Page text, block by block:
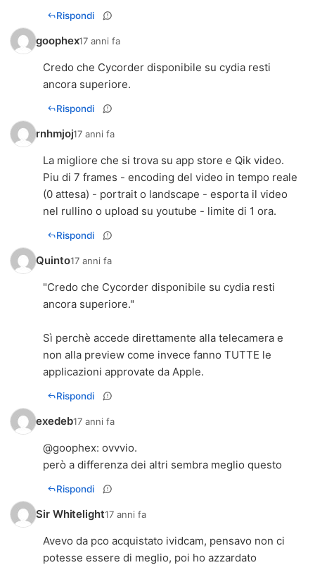
Rispondi
goophex17 anni fa
Credo che Cycorder disponibile su cydia resti
ancora superiore.
Rispondi
rnhmjoj17 anni fa
La migliore che si trova su app store e Qik video.
Piu di 7 frames - encoding del video in tempo reale
(0 attesa) - portrait o landscape - esporta il video
nel rullino o upload su youtube - limite di 1 ora.
Rispondi
Quinto17 anni fa
"Credo che Cycorder disponibile su cydia resti
ancora superiore."
Sì perchè accede direttamente alla telecamera e
non alla preview come invece fanno TUTTE le
applicazioni approvate da Apple.
Rispondi
exedeb17 anni fa
@goophex: ovvvio.
però a differenza dei altri sembra meglio questo
Rispondi
Sir Whitelight17 anni fa
Avevo da pco acquistato ividcam, pensavo non ci
potesse essere di meglio, poi ho azzardato